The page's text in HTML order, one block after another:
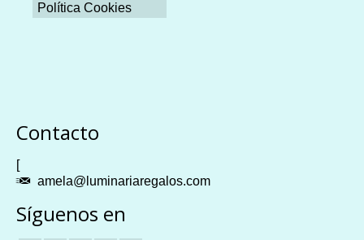
Política Cookies
Contacto
[
amela@luminariaregalos.com
Síguenos en